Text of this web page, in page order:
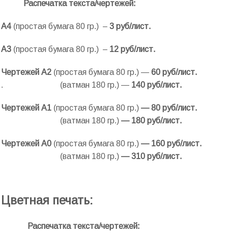
Распечатка текста/чертежей:
А4 (простая бумага 80 гр.) –3 руб/лист.
А3 (простая бумага 80 гр.) – 12 руб/лист.
Чертежей А2 (простая бумага 80 гр.) —60 руб/лист.
. (ватман 180 гр.) — 140 руб/лист.
Чертежей А1 (простая бумага 80 гр.) — 80 руб/лист.
(ватман 180 гр.)— 180 руб/лист.
Чертежей А0 (простая бумага 80 гр.) — 160 руб/лист.
(ватман 180 гр.) — 310 руб/лист.
Цветная печать:
Распечатка текста/чертежей: